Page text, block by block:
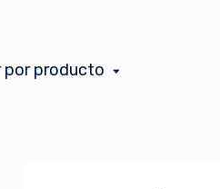
por producto